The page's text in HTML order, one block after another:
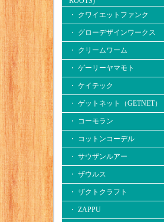
・ クワイエットファンク
・ グローデザインワークス
・ クリームワーム
・ ゲーリーヤマモト
・ ケイテック
・ ゲットネット（GETNET）
・ コーモラン
・ コットンコーデル
・ サウザンルアー
・ ザウルス
・ ザクトクラフト
・ ZAPPU